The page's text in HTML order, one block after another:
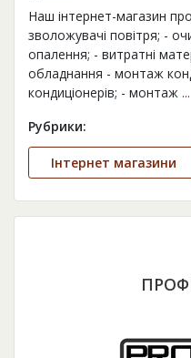
Наш інтернет-магазин
зволожувачі повітря; -
опалення; - витратні
обладнання - монтаж
кондиціонерів; - монтаж ...
Рубрики:
Інтернет магазини